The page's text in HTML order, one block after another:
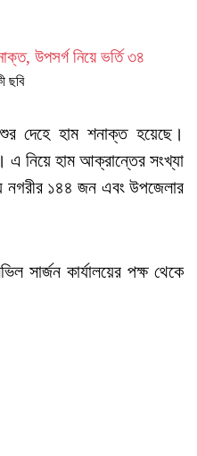
ছবি
দেহে হাম শনাক্ত হয়েছে।
এ নিয়ে হাম আক্রান্তের সংখ্যা
নগরীর ১৪৪ জন এবং উপজেলার
সার্জন কার্যালয়ের পক্ষ থেকে